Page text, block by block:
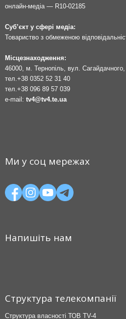
онлайн-медіа — R10-02185
Суб’єкт у сфері медіа:
Товариство з обмеженою
Місцезнаходження:
46000, м. Тернопіль, вул.
тел. +38 0352 52 31 40
тел. +38 096 89 57 039
e-mail: tv4@tv4.te.ua
Ми у соц мережах
Напишіть нам
Структура телекомпанії
Структура власності ТОВ TV-4